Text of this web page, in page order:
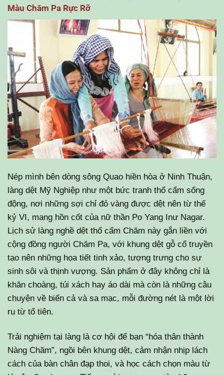
Màu Chăm Pa Rực Rỡ
Nép mình bên dòng sông Quao hiền hòa ở Ninh Thuận,
làng dệt Mỹ Nghiệp như một bức tranh thổ cẩm sống
động, nơi những sợi chỉ đỏ vàng được dệt nên từ thế
kỷ VI, mang hồn cốt của nữ thần Po Yang Inư Nagar.
Lịch sử làng nghề dệt thổ cẩm Chăm này gắn liền với
cộng đồng người Chăm Pa, với khung dệt gỗ cổ truyền
tạo nên những họa tiết tinh xảo, tượng trưng cho sự
sinh sôi và thịnh vượng. Sản phẩm ở đây không chỉ là
khăn choàng, túi xách hay áo dài mà còn là những câu
chuyện về biển cả và sa mạc, mỗi đường nét là một lời
ru từ tổ tiên.
Trải nghiệm tại làng là cơ hội để bạn “hóa thân thành
Nàng Chăm”, ngồi bên khung dệt, cảm nhận nhịp lách
cách của bàn chân đạp thoi, và học cách chọn màu từ